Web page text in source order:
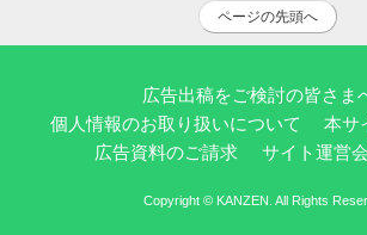
ページの先頭へ
広告出稿をご検討の皆さま
個人情報のお取り扱いについて
本サ
広告資料のご請求
サイト運営
Copyright © KANZEN. All Rights